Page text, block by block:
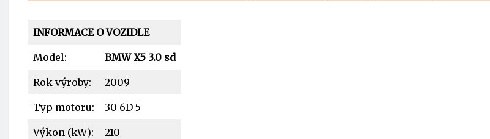
INFORMACE O VOZIDLE
Model: BMW X5 3.0 sd
Rok výroby: 2009
Typ motoru: 30 6D 5
Výkon (kW): 210